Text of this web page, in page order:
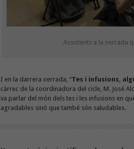
Assistents a la xerrada
I en la darrera xerrada, “Tes i infusions,
càrrec de la coordinadora del cicle, M. José
va parlar del món dels tes i les infusions en
agradables sinó que també són saludables.